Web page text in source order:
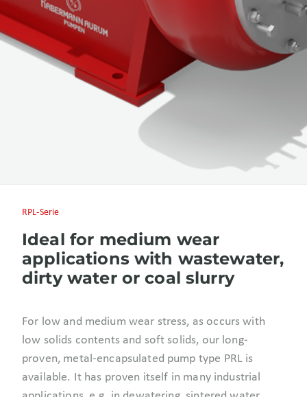
RPL-Serie
Ideal for medium wear
applications with wastewater,
dirty water or coal slurry
For low and medium wear stress, as occurs with
low solids contents and soft solids, our long-
proven, metal-encapsulated pump type PRL is
available. It has proven itself in many industrial